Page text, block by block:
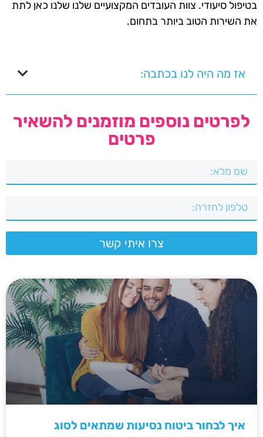
בטיפול סיעודי. צוות העובדים המקצועיים שלנו שלנו כאן לתת
את השירות הטוב ביותר בתחום.
אז מה היה לנו בכתבה:
לפרטים נוספים מוזמנים להשאיר
פרטים
צרו איתי קשר
איך לבחור ביטוח נסיעות שמתאים לסוג